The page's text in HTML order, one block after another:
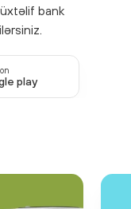
bank
play